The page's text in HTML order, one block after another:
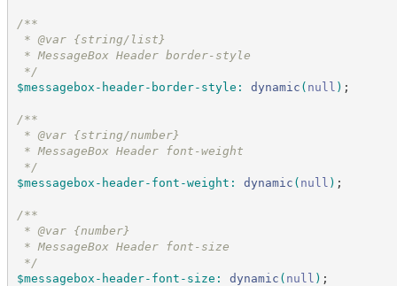
/**
* @var {string/list}
* MessageBox Header border-style
*/
$messagebox-header-border-style : dynamic ( null ) ;
/**
* @var {string/number}
* MessageBox Header font-weight
*/
$messagebox-header-font-weight : dynamic ( null ) ;
/**
* @var {number}
* MessageBox Header font-size
*/
$messagebox-header-font-size : dynamic ( null ) ;